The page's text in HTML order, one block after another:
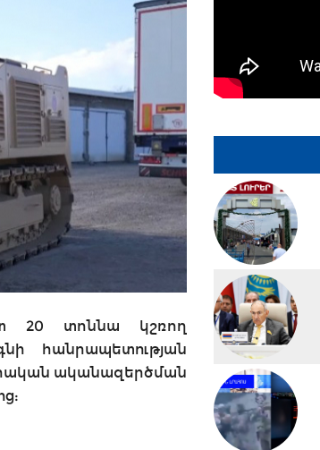
20 տոննա կշռող
հանրապետության
ականազերծման